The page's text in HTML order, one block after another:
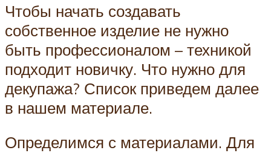
Чтобы начать создавать
собственное изделие не нужно
быть профессионалом – техникой
подходит новичку. Что нужно для
декупажа? Список приведем далее
в нашем материале.
Определимся с материалами. Для